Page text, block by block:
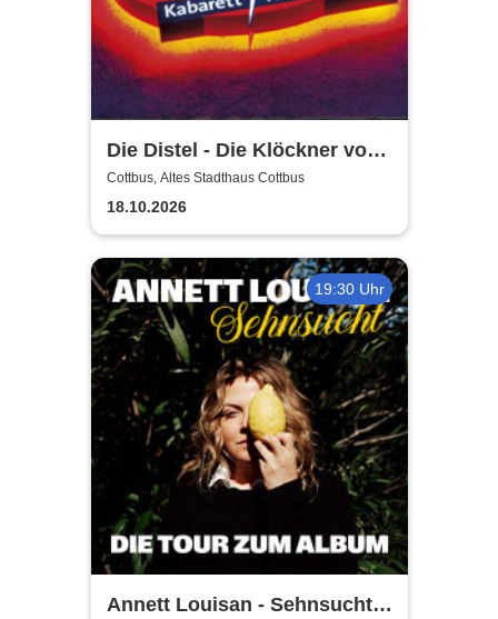
Die Distel - Die Klöckner von
Instagram
Cottbus, Altes Stadthaus Cottbus
18.10.2026
19:30 Uhr
Annett Louisan - Sehnsucht -